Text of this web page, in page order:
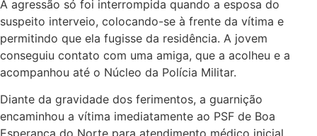
A agressão só foi interrompida quando a esposa do
suspeito interveio, colocando-se à frente da vítima e
permitindo que ela fugisse da residência. A jovem
conseguiu contato com uma amiga, que a acolheu e a
acompanhou até o Núcleo da Polícia Militar.
Diante da gravidade dos ferimentos, a guarnição
encaminhou a vítima imediatamente ao PSF de Boa